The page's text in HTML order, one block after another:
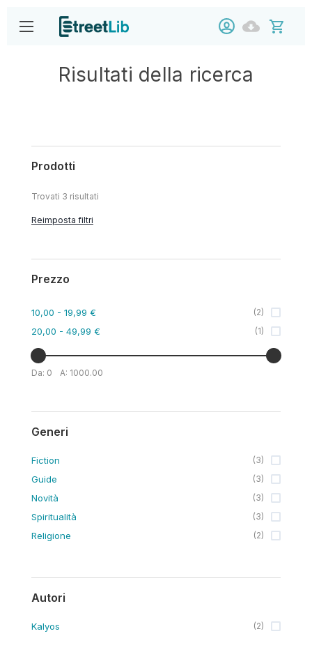
Risultati della ricerca
Prodotti
Trovati 3 risultati
Reimposta filtri
Prezzo
10,00 - 19,99 € (2)
20,00 - 49,99 € (1)
Da: 0 A: 1000.00
Generi
Fiction (3)
Guide (3)
Novità (3)
Spiritualità (3)
Religione (2)
Autori
Kalyos (2)